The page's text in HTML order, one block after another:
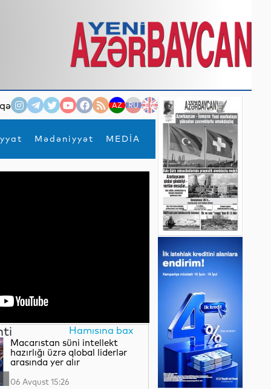
AZ RU EN
Mədəniyyət MEDİA
×
Hamısına bax
Macarıstan süni intellekt
hazırlığı üzrə qlobal liderlər
arasında yer alır
06 Avqust 15:26